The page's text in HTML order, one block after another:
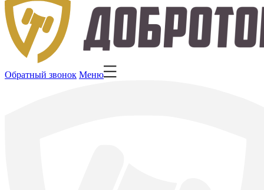
Обратный звонок Меню